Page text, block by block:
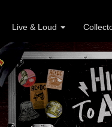
Live & Loud